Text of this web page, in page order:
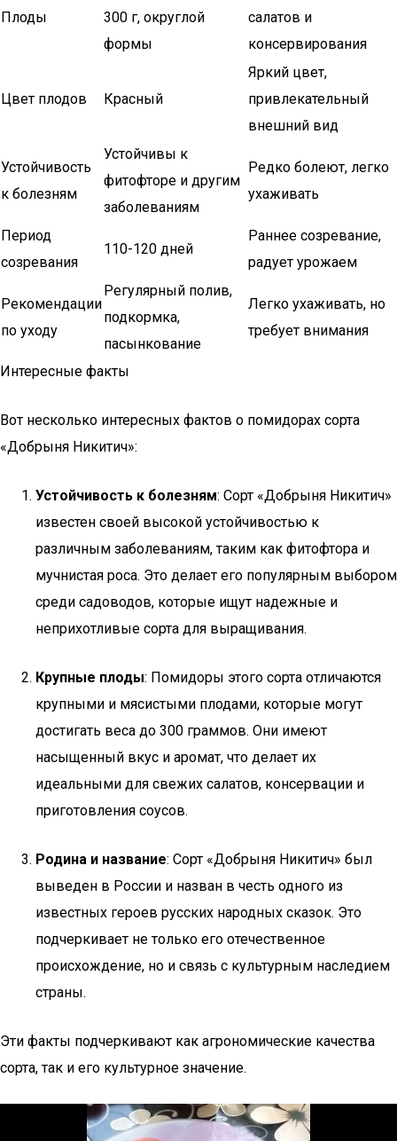
Плоды
300 г, округлой
формы
салатов и
консервирования
Цвет плодов Красный
Яркий цвет,
привлекательный
внешний вид
Устойчивость
к болезням
Устойчивы к
фитофторе и другим
заболеваниям
Редко болеют, легко
ухаживать
Период
созревания
110-120 дней
Раннее созревание,
радует урожаем
Рекомендации
по уходу
Регулярный полив,
подкормка,
пасынкование
Легко ухаживать, но
требует внимания
Интересные факты
Вот несколько интересных фактов о помидорах сорта
«Добрыня Никитич»:
Устойчивость к болезням: Сорт «Добрыня Никитич»
известен своей высокой устойчивостью к
различным заболеваниям, таким как фитофтора и
мучнистая роса. Это делает его популярным выбором
среди садоводов, которые ищут надежные и
неприхотливые сорта для выращивания.
Крупные плоды: Помидоры этого сорта отличаются
крупными и мясистыми плодами, которые могут
достигать веса до 300 граммов. Они имеют
насыщенный вкус и аромат, что делает их
идеальными для свежих салатов, консервации и
приготовления соусов.
Родина и название: Сорт «Добрыня Никитич» был
выведен в России и назван в честь одного из
известных героев русских народных сказок. Это
подчеркивает не только его отечественное
происхождение, но и связь с культурным наследием
страны.
Эти факты подчеркивают как агрономические качества
сорта, так и его культурное значение.